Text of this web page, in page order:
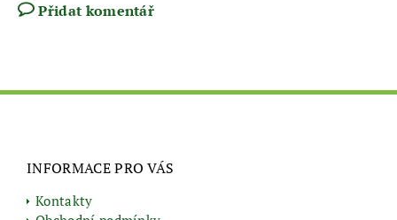
Přidat komentář
INFORMACE PRO VÁS
Kontakty